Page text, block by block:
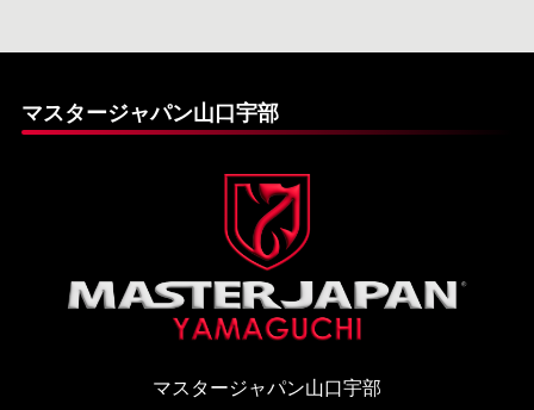
マスタージャパン山口宇部
マスタージャパン山口宇部